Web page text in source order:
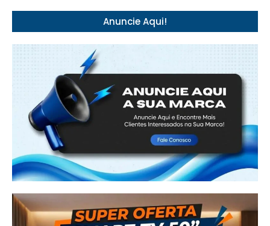
Anuncie Aqui!